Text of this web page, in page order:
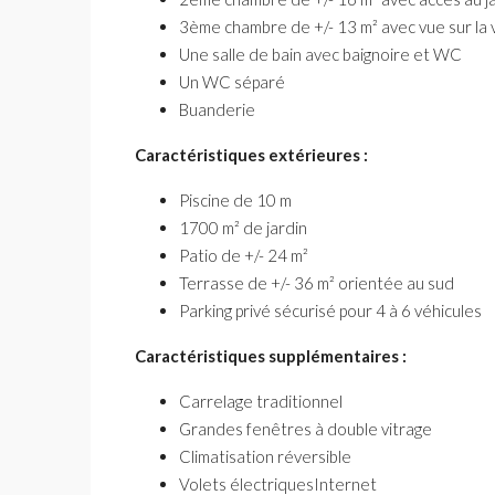
3ème chambre de +/- 13 m² avec vue sur
Une salle de bain avec baignoire et WC
Un WC séparé
Buanderie
Caractéristiques extérieures :
Piscine de 10 m
1700 m² de jardin
Patio de +/- 24 m²
Terrasse de +/- 36 m² orientée au sud
Parking privé sécurisé pour 4 à 6 véhicules
Caractéristiques supplémentaires :
Carrelage traditionnel
Grandes fenêtres à double vitrage
Climatisation réversible
Volets électriquesInternet